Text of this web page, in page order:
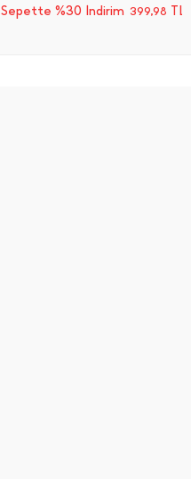
Sepette %30 İndirim 399,98 TL